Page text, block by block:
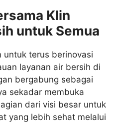
Klin
untuk Semua
untuk terus berinovasi
layanan air bersih di
bergabung sebagai
sekadar membuka
dari visi besar untuk
yang lebih sehat melalui